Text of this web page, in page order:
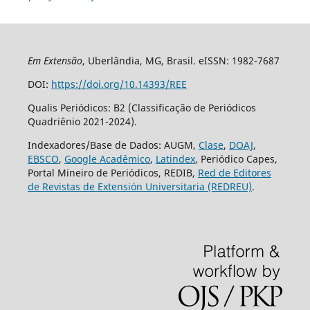
Em Extensão, Uberlândia, MG, Brasil. eISSN: 1982-7687
DOI: https://doi.org/10.14393/REE
Qualis Periódicos: B2 (Classificação de Periódicos
Quadriênio 2021-2024).
Indexadores/Base de Dados: AUGM, Clase, DOAJ,
EBSCO, Google Acadêmico, Latindex, Periódico Capes,
Portal Mineiro de Periódicos, REDIB, Red de Editores
de Revistas de Extensión Universitaria (REDREU).